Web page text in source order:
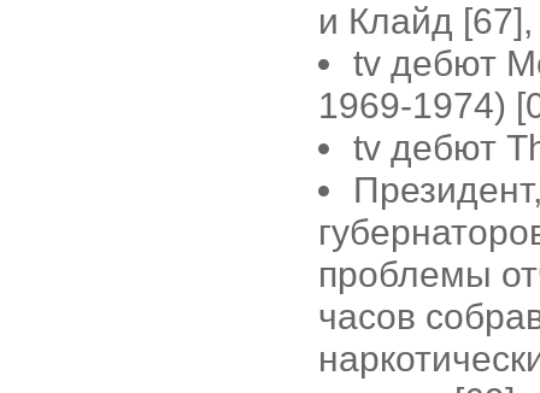
и Клайд
tv дебют
1969-1974)
tv дебют
проблемы
часов